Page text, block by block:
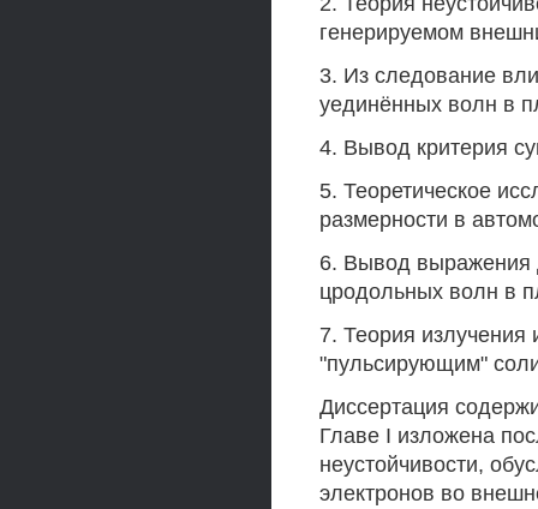
генерируемом
3. Из следование
уединённых волн в
4. Вывод критерия
5. Теоретическое
размерности в
6. Вывод выражения
цродольных волн в
7. Теория
"пульсирующим"
Диссертация
Главе I изложена
неустойчивости,
электронов во